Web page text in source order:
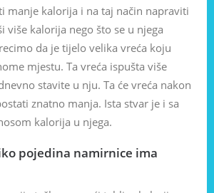
manje kalorija i na taj način napraviti
više kalorija nego što se u njega
da je tijelo velika vreća koju
mjestu. Ta vreća ispušta više
stavite u nju. Ta će vreća nakon
znatno manja. Ista stvar je i sa
kalorija u njega.
pojedina namirnice ima